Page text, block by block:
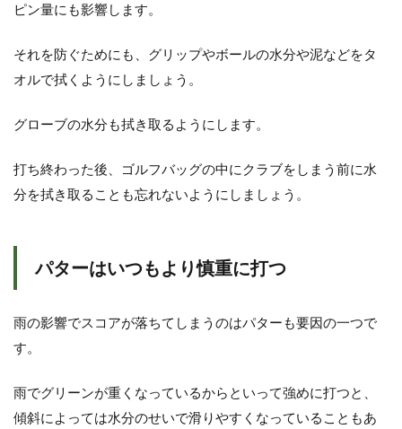
ピン量にも影響します。
それを防ぐためにも、グリップやボールの水分や泥などをタ
オルで拭くようにしましょう。
グローブの水分も拭き取るようにします。
打ち終わった後、ゴルフバッグの中にクラブをしまう前に水
分を拭き取ることも忘れないようにしましょう。
パターはいつもより慎重に打つ
雨の影響でスコアが落ちてしまうのはパターも要因の一つで
す。
雨でグリーンが重くなっているからといって強めに打つと、
傾斜によっては水分のせいで滑りやすくなっていることもあ